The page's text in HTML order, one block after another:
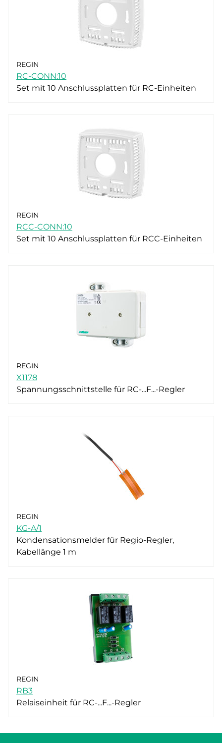
REGIN
RC-CONN:10
Set mit 10 Anschlussplatten für RC-Einheiten
REGIN
RCC-CONN:10
Set mit 10 Anschlussplatten für RCC-Einheiten
REGIN
X1178
Spannungsschnittstelle für RC-...F...-Regler
REGIN
KG-A/1
Kondensationsmelder für Regio-Regler,
Kabellänge 1 m
REGIN
RB3
Relaiseinheit für RC-...F...-Regler